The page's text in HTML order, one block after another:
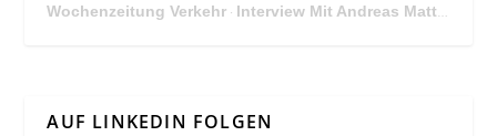
Wochenzeitung Verkehr · Interview Mit Andreas Matthä, CEO der ÖBB Holding
AUF LINKEDIN FOLGEN